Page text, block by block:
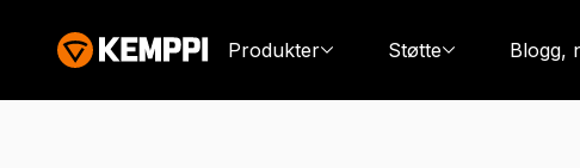
Produkter Støtte Blogg,